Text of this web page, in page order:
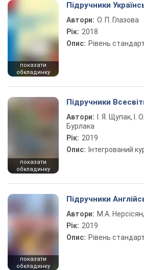
показати
обкладинку
Підручники
Автори: О. П. Глазова
Рік: 2018
Опис: Рівень
показати
обкладинку
Підручники
Автори:
І. Я. Щупак, І.
Бурлака
Рік: 2019
Опис: Інтегрований
показати
обкладинку
Підручники
Автори: М.А.
Рік: 2019
Опис: Рівень